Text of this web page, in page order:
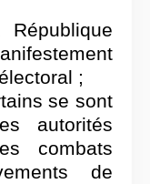
;
se sont
autorités
combats
de